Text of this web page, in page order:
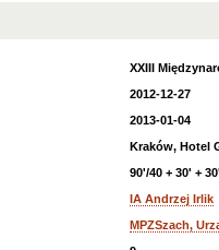
XXIII
2012-12-27
2013-01-04
Kraków, Hotel
90'/40 + 30' +
IA Andrzej Irlik
MPZSzach,